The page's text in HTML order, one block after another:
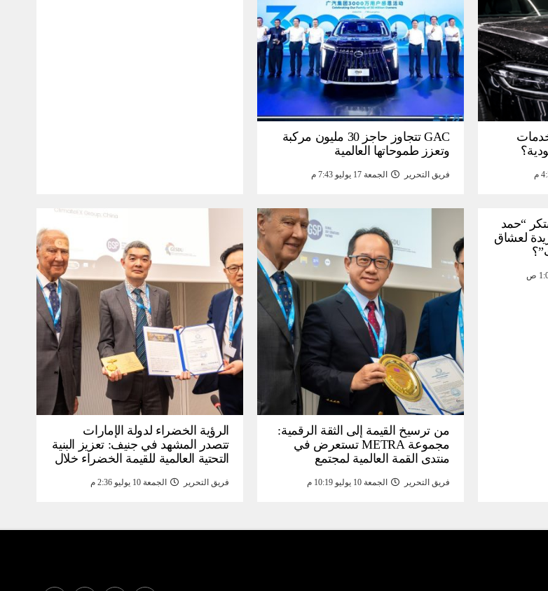
GAC تتجاوز حاجز 30 مليون مركبة
وتعزز طموحاتها العالمية
فريق التحرير الجمعة 17 يوليو 7:43 م
“حمد
لعشاق
من ترسيخ القيمة إلى الثقة الرقمية:
مجموعة METRA تستعرض في
منتدى القمة العالمية لمجتمع
تحتية للأصول الرقمية المدعومة
فريق التحرير الجمعة 10 يوليو 10:19 م
الرؤية الخضراء لدولة الإمارات
تتصدر المشهد في جنيف: تعزيز البنية
التحتية العالمية للقيمة الخضراء خلال
المعلومات WSIS 2026 وقمة “الذكاء
فريق التحرير الجمعة 10 يوليو 2:36 م